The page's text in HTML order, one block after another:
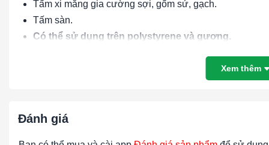
Tấm xi măng gia cường sợi, gốm sứ, gạch.
Tấm sàn.
Có thể sử dụng trên polystyrene và gương.
Màu sắc:
Xem thêm
Đánh giá